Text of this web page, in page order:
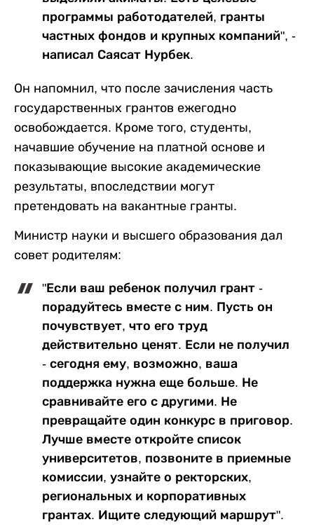
программы работодателей, гранты
частных фондов и крупных компаний", -
написал Саясат Нурбек.
Он напомнил, что после зачисления часть
государственных грантов ежегодно
освобождается. Кроме того, студенты,
начавшие обучение на платной основе и
показывающие высокие академические
результаты, впоследствии могут
претендовать на вакантные гранты.
Министр науки и высшего образования дал
совет родителям:
"Если ваш ребенок получил грант -
порадуйтесь вместе с ним. Пусть он
почувствует, что его труд
действительно ценят. Если не получил
- сегодня ему, возможно, ваша
поддержка нужна еще больше. Не
сравнивайте его с другими. Не
превращайте один конкурс в приговор.
Лучше вместе откройте список
университетов, позвоните в приемные
комиссии, узнайте о ректорских,
региональных и корпоративных
грантах. Ищите следующий маршрут".